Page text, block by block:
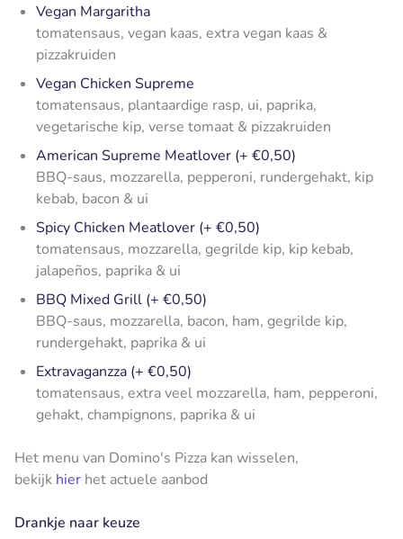
Vegan Margaritha
tomatensaus, vegan kaas, extra vegan kaas &
pizzakruiden
Vegan Chicken Supreme
tomatensaus, plantaardige rasp, ui, paprika,
vegetarische kip, verse tomaat & pizzakruiden
American Supreme Meatlover (+ €0,50)
BBQ-saus, mozzarella, pepperoni, rundergehakt, kip
kebab, bacon & ui
Spicy Chicken Meatlover (+ €0,50)
tomatensaus, mozzarella, gegrilde kip, kip kebab,
jalapeños, paprika & ui
BBQ Mixed Grill (+ €0,50)
BBQ-saus, mozzarella, bacon, ham, gegrilde kip,
rundergehakt, paprika & ui
Extravaganzza (+ €0,50)
tomatensaus, extra veel mozzarella, ham, pepperoni,
gehakt, champignons, paprika & ui
Het menu van Domino's Pizza kan wisselen,
bekijk hier het actuele aanbod
Drankje naar keuze